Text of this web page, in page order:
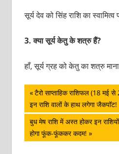
सूर्य देव को सिंह राशि का स्वामित्व
3.क्या सूर्य केतु के शत्रु हैं?
हाँ, सूर्य ग्रह को केतु का शत्रु
पोस्ट
नेविगेशन
Previous
Post:
टैरो साप्ताहिक राशिफल (18 मई
इन राशि वालों के हाथ लगेगा जैकपॉट!
Next
Post:
बुध मेष राशि में अस्त होकर इन
होगा फूंक-फूंककर कदम!